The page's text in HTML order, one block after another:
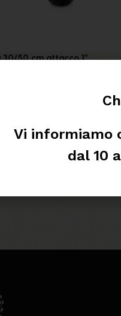
30/50 cm attacco 1″
giochi d'acqua
Vi informiamo
dal 10